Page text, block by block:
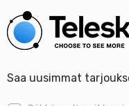
Saa uusimmat